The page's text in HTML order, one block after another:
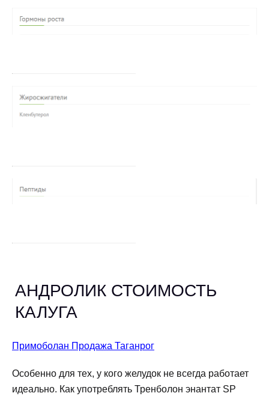
АНДРОЛИК СТОИМОСТЬ
КАЛУГА
Примоболан Продажа Таганрог
Особенно для тех, у кого желудок не всегда работает
идеально. Как употреблять Тренболон энантат SP